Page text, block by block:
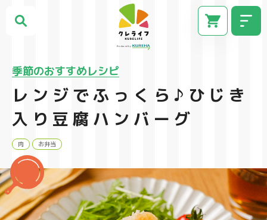
CM
季節のおすすめレシピ
レンジでふっくら♪ひじき
入り豆腐ハンバーグ
肉 お弁当